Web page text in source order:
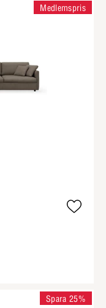
Medlemspris
Spara 25%